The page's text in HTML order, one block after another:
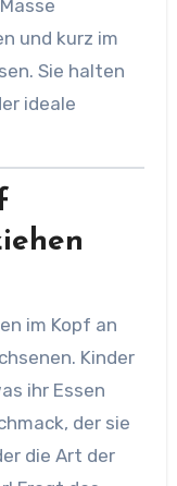
und kurz im
Sie halten
ideale
im Kopf an
Kinder
ihr Essen
der sie
die Art der